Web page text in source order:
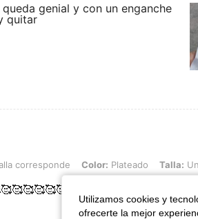
genial y con un enganche
quitar
Color: Plateado, Talla: Unitalla
corresponde Color: Plateado Talla:
Utilizamos cookies y
ofrecerte la mejor